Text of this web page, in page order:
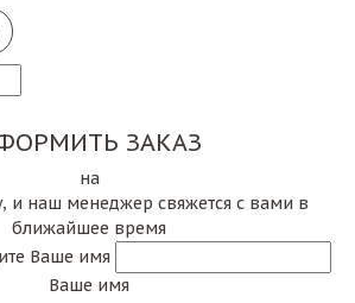
ЗАКАЗ
на
и наш менеджер свяжется с вами в
ближайшее время
Ваше имя
Ваше имя